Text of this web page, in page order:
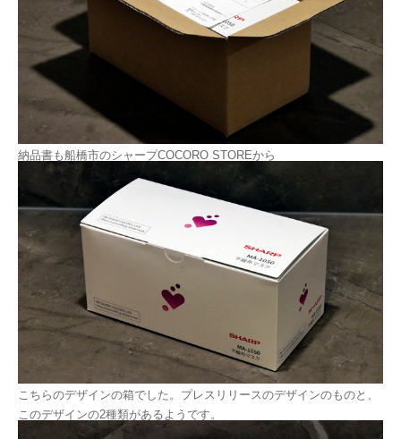
納品書も船橋市のシャープCOCORO STOREから
こちらのデザインの箱でした。プレスリリースのデザインのものと、
このデザインの2種類があるようです。